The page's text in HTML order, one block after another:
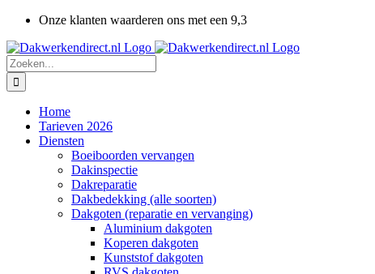
inhoud
Onze klanten waarderen ons met een 9,3
Zoeken
naar:
Home
Tarieven 2026
Diensten
Boeiboorden vervangen
Dakinspectie
Dakreparatie
Dakbedekking (alle soorten)
Dakgoten (reparatie en vervanging)
Aluminium dakgoten
Koperen dakgoten
Kunststof dakgoten